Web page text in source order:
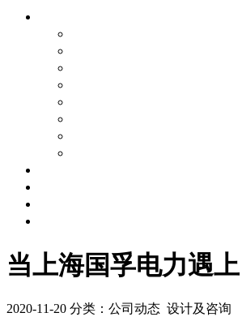
当上海国孚电力遇
2020-11-20 分类：公司动态 设计及咨询